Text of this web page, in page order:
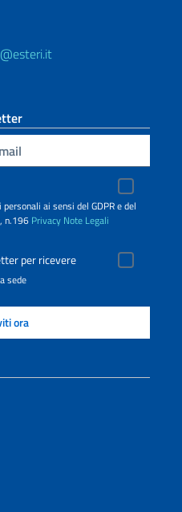
ai sensi del GDPR e del
n.196 Privacy Note Legali
per ricevere
sede